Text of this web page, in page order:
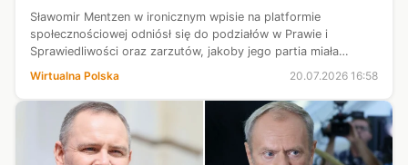
Sławomir Mentzen w ironicznym wpisie na platformie
społecznościowej odniósł się do podziałów w Prawie i
Sprawiedliwości oraz zarzutów, jakoby jego partia miała
maślarskiego PiS" - pisał lider Nowej ...
Wirtualna Polska 20.07.2026 16:58